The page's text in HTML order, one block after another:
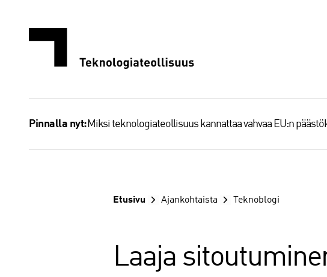
Pinnalla nyt: Miksi teknologiateollisuus kannattaa vahvaa EU:n
Etusivu Ajankohtaista Teknoblogi
Laaja